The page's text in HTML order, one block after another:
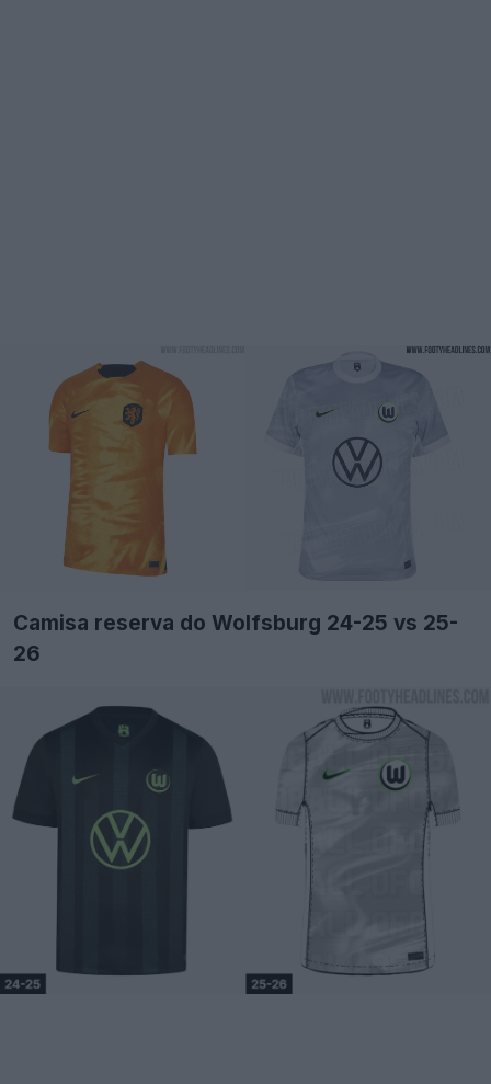
Camisa reserva do Wolfsburg 24-25 vs 25-
26